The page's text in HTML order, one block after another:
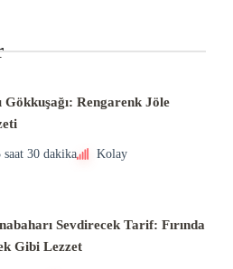
Gökkuşağı: Rengarenk Jöle
saat 30 dakika Kolay
Sevdirecek Tarif: Fırında
Gibi Lezzet